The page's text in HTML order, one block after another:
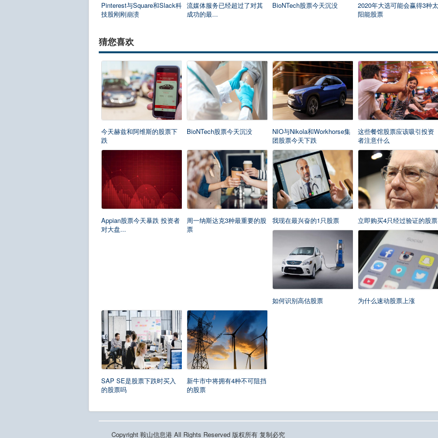
Pinterest与Square和Slack科
技股刚刚崩溃
流媒体服务已经超过了对其
成功的最...
BioNTech股票今天沉没
2020年大选可能会赢得3种太
阳能股票
猜您喜欢
今天赫兹和阿维斯的股票下
跌
BioNTech股票今天沉没
NIO与Nikola和Workhorse集
团股票今天下跌
这些餐馆股票应该吸引投资
者注意什么
Appian股票今天暴跌 投资者
对大盘...
周一纳斯达克3种最重要的股
票
我现在最兴奋的1只股票 立即购买4只经过验证的股票
如何识别高估股票 为什么速动股票上涨
SAP SE是股票下跌时买入
的股票吗
新牛市中将拥有4种不可阻挡
的股票
Copyright 鞍山信息港 All Rights Reserved 版权所有 复制必究